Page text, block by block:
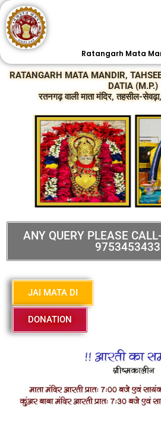
Skip
to
content
Ratangarh Mata
RATANGARH MATA MANDIR,
DATIA (M.P.)
रतनगढ़ वाली माता मंदिर, तहसील-
ANY QUERY PLEASE
9753453433
JAI MATA DI
DONATION